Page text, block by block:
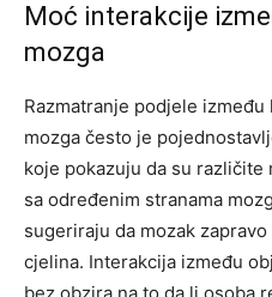
Moć interakcije
mozga
Razmatranje podjele
mozga često je
koje pokazuju da su
sa određenim stranama
sugeriraju da mozak
cjelina. Interakcija između